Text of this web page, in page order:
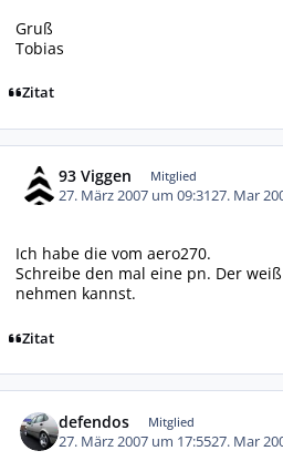
Gruß
Tobias
Zitat
93 Viggen Mitglied
27. März 2007 um 09:3127. Mar
Ich habe die vom aero270.
Schreibe den mal eine pn. Der
nehmen kannst.
Zitat
defendos Mitglied
27. März 2007 um 17:5527. Mar